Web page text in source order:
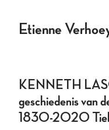
Etienne
KENNETH
geschiedenis van
1830-2020